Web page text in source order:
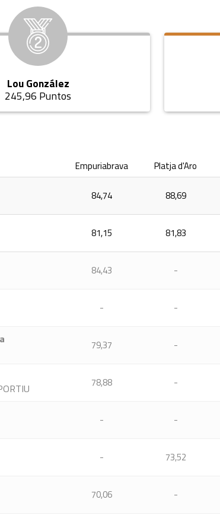
Lou González
245,96 Puntos
Empuriabrava Platja d'Aro
84,74 88,69
81,15 81,83
84,43 -
- -
79,37 -
78,88 -
- -
- 73,52
70,06 -